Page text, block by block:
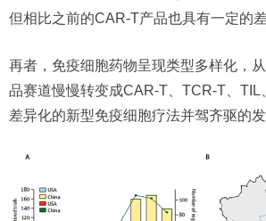
但相比之前的CAR-T产品也具有一定的差
再者，免疫细胞药物呈现类型多样化，
品赛道慢慢转变成CAR-T、TCR-T、TIL
差异化的新型免疫细胞疗法并驾齐驱的发